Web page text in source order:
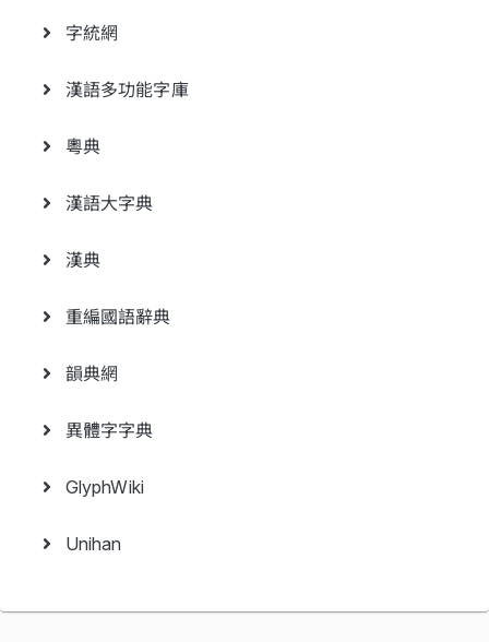
字統網
漢語多功能字庫
粵典
漢語大字典
漢典
重編國語辭典
韻典網
異體字字典
GlyphWiki
Unihan